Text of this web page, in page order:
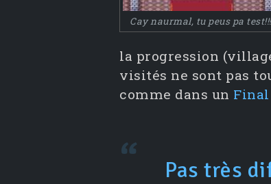
Cay naurmal, tu peus pa
la progression
visités ne sont pas
comme dans un
Pas très